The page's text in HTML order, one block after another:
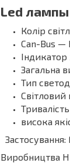
Led лампы
Колір
Can-Bus
Загальна
Тип
Світловий
висока
Застосування:
Виробництва